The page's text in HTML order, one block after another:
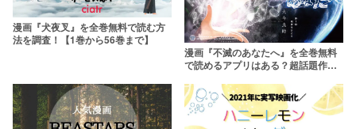
漫画『犬夜叉』を全巻無料で読む方
法を調査！【1巻から56巻まで】
漫画『不滅のあなたへ』を全巻無料
で読めるアプリはある？超話題作の